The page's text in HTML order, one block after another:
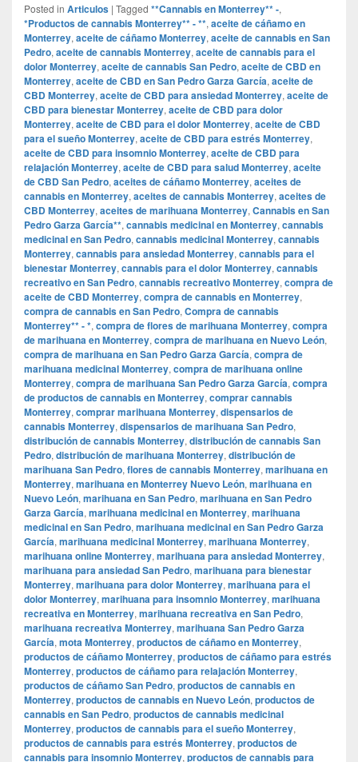
Posted in Articulos | Tagged **Cannabis en Monterrey** -,
*Productos de cannabis Monterrey** - **, aceite de cáñamo en
Monterrey, aceite de cáñamo Monterrey, aceite de cannabis en San
Pedro, aceite de cannabis Monterrey, aceite de cannabis para el
dolor Monterrey, aceite de cannabis San Pedro, aceite de CBD en
Monterrey, aceite de CBD en San Pedro Garza García, aceite de
CBD Monterrey, aceite de CBD para ansiedad Monterrey, aceite de
CBD para bienestar Monterrey, aceite de CBD para dolor
Monterrey, aceite de CBD para el dolor Monterrey, aceite de CBD
para el sueño Monterrey, aceite de CBD para estrés Monterrey,
aceite de CBD para insomnio Monterrey, aceite de CBD para
relajación Monterrey, aceite de CBD para salud Monterrey, aceite
de CBD San Pedro, aceites de cáñamo Monterrey, aceites de
cannabis en Monterrey, aceites de cannabis Monterrey, aceites de
CBD Monterrey, aceites de marihuana Monterrey, Cannabis en San
Pedro Garza García**, cannabis medicinal en Monterrey, cannabis
medicinal en San Pedro, cannabis medicinal Monterrey, cannabis
Monterrey, cannabis para ansiedad Monterrey, cannabis para el
bienestar Monterrey, cannabis para el dolor Monterrey, cannabis
recreativo en San Pedro, cannabis recreativo Monterrey, compra de
aceite de CBD Monterrey, compra de cannabis en Monterrey,
compra de cannabis en San Pedro, Compra de cannabis
Monterrey** - *, compra de flores de marihuana Monterrey, compra
de marihuana en Monterrey, compra de marihuana en Nuevo León,
compra de marihuana en San Pedro Garza García, compra de
marihuana medicinal Monterrey, compra de marihuana online
Monterrey, compra de marihuana San Pedro Garza García, compra
de productos de cannabis en Monterrey, comprar cannabis
Monterrey, comprar marihuana Monterrey, dispensarios de
cannabis Monterrey, dispensarios de marihuana San Pedro,
distribución de cannabis Monterrey, distribución de cannabis San
Pedro, distribución de marihuana Monterrey, distribución de
marihuana San Pedro, flores de cannabis Monterrey, marihuana en
Monterrey, marihuana en Monterrey Nuevo León, marihuana en
Nuevo León, marihuana en San Pedro, marihuana en San Pedro
Garza García, marihuana medicinal en Monterrey, marihuana
medicinal en San Pedro, marihuana medicinal en San Pedro Garza
García, marihuana medicinal Monterrey, marihuana Monterrey,
marihuana online Monterrey, marihuana para ansiedad Monterrey,
marihuana para ansiedad San Pedro, marihuana para bienestar
Monterrey, marihuana para dolor Monterrey, marihuana para el
dolor Monterrey, marihuana para insomnio Monterrey, marihuana
recreativa en Monterrey, marihuana recreativa en San Pedro,
marihuana recreativa Monterrey, marihuana San Pedro Garza
García, mota Monterrey, productos de cáñamo en Monterrey,
productos de cáñamo Monterrey, productos de cáñamo para estrés
Monterrey, productos de cáñamo para relajación Monterrey,
productos de cáñamo San Pedro, productos de cannabis en
Monterrey, productos de cannabis en Nuevo León, productos de
cannabis en San Pedro, productos de cannabis medicinal
Monterrey, productos de cannabis para el sueño Monterrey,
productos de cannabis para estrés Monterrey, productos de
cannabis para insomnio Monterrey, productos de cannabis para